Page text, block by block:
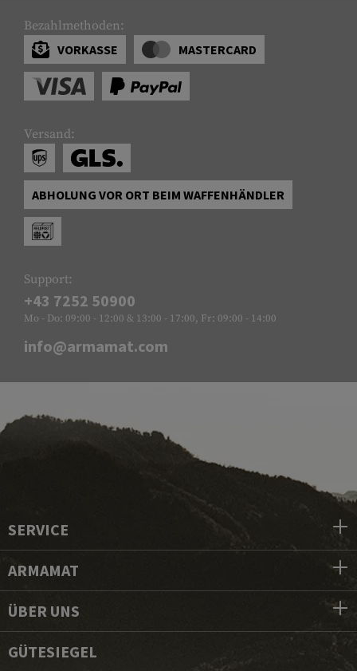
Bezahlmethoden:
VORKASSE
MASTERCARD
Versand:
ABHOLUNG VOR ORT BEIM WAFFENHÄNDLER
Support:
+43 7252 50900
Mo - Do: 09:00 - 12:00 & 13:00 - 17:00, Fr: 09:00 - 14:00
info@armamat.com
SERVICE
ARMAMAT
ÜBER UNS
GÜTESIEGEL